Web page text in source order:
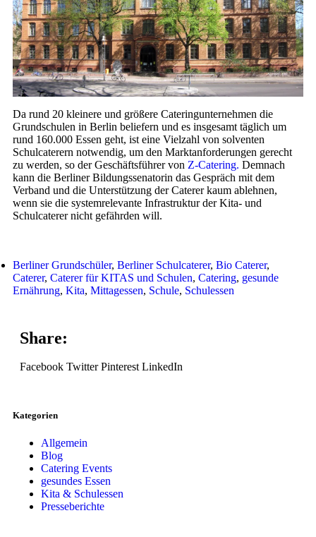
Da rund 20 kleinere und größere Cateringunternehmen die
Grundschulen in Berlin beliefern und es insgesamt täglich um
rund 160.000 Essen geht, ist eine Vielzahl von solventen
Schulcaterern notwendig, um den Marktanforderungen gerecht
zu werden, so der Geschäftsführer von Z-Catering. Demnach
kann die Berliner Bildungssenatorin das Gespräch mit dem
Verband und die Unterstützung der Caterer kaum ablehnen,
wenn sie die systemrelevante Infrastruktur der Kita- und
Schulcaterer nicht gefährden will.
Berliner Grundschüler, Berliner Schulcaterer, Bio Caterer,
Caterer, Caterer für KITAS und Schulen, Catering, gesunde
Ernährung, Kita, Mittagessen, Schule, Schulessen
Share:
Facebook Twitter Pinterest LinkedIn
Kategorien
Allgemein
Blog
Catering Events
gesundes Essen
Kita & Schulessen
Presseberichte